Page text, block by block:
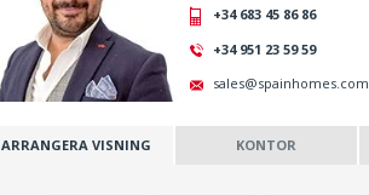
+34 683 45 86 86
+34 951 23 59 59
sales@spainhomes.com
ARRANGERA VISNING KONTOR